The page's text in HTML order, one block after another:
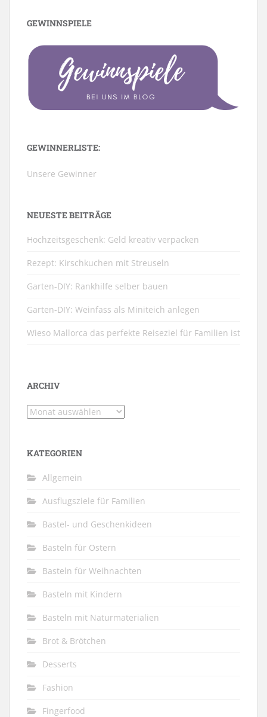
GEWINNSPIELE
GEWINNERLISTE:
Unsere Gewinner
NEUESTE BEITRÄGE
Hochzeitsgeschenk: Geld kreativ verpacken
Rezept: Kirschkuchen mit Streuseln
Garten-DIY: Rankhilfe selber bauen
Garten-DIY: Weinfass als Miniteich anlegen
Wieso Mallorca das perfekte Reiseziel für Familien ist
ARCHIV
Archiv
KATEGORIEN
Allgemein
Ausflugsziele für Familien
Bastel- und Geschenkideen
Basteln für Ostern
Basteln für Weihnachten
Basteln mit Kindern
Basteln mit Naturmaterialien
Brot & Brötchen
Desserts
Fashion
Fingerfood